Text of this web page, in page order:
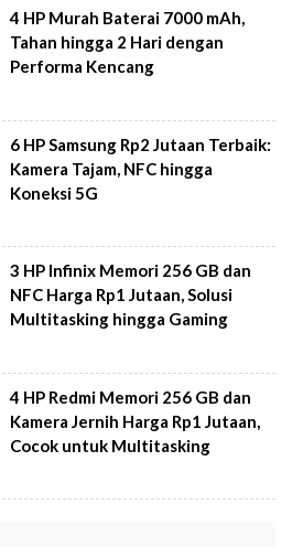
4 HP Murah Baterai 7000 mAh,
Tahan hingga 2 Hari dengan
Performa Kencang
6 HP Samsung Rp2 Jutaan Terbaik:
Kamera Tajam, NFC hingga
Koneksi 5G
3 HP Infinix Memori 256 GB dan
NFC Harga Rp1 Jutaan, Solusi
Multitasking hingga Gaming
4 HP Redmi Memori 256 GB dan
Kamera Jernih Harga Rp1 Jutaan,
Cocok untuk Multitasking